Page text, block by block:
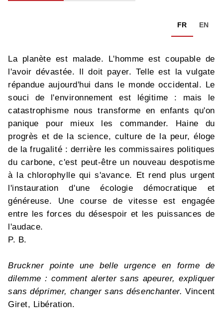
FR EN
La planète est malade. L'homme est coupable de
l'avoir dévastée. Il doit payer. Telle est la vulgate
répandue aujourd'hui dans le monde occidental. Le
souci de l'environnement est légitime : mais le
catastrophisme nous transforme en enfants qu'on
panique pour mieux les commander. Haine du
progrès et de la science, culture de la peur, éloge
de la frugalité : derrière les commissaires politiques
du carbone, c'est peut-être un nouveau despotisme
à la chlorophylle qui s'avance. Et rend plus urgent
l'instauration d'une écologie démocratique et
généreuse. Une course de vitesse est engagée
entre les forces du désespoir et les puissances de
l'audace.
P. B.
Bruckner pointe une belle urgence en forme de
dilemme : comment alerter sans apeurer, expliquer
sans déprimer, changer sans désenchanter. Vincent
Giret, Libération.